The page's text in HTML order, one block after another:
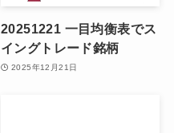
20251221 一目均衡表でス
イングトレード銘柄
2025年12月21日